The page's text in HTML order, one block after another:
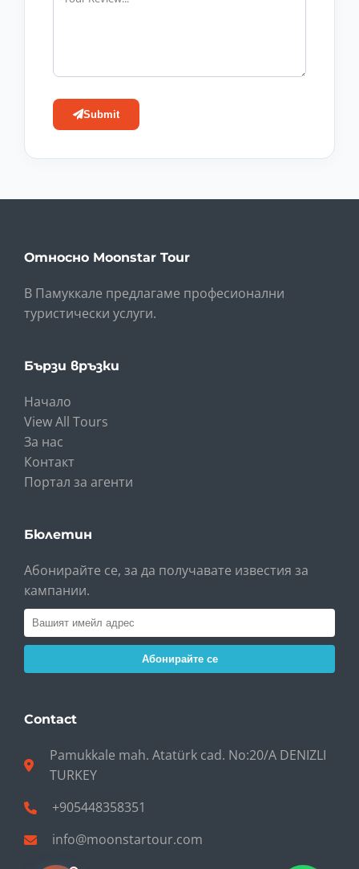
Submit
Относно Moonstar Tour
В Памуккале предлагаме професионални
туристически услуги.
Бързи връзки
Начало
View All Tours
За нас
Контакт
Портал за агенти
Бюлетин
Абонирайте се, за да получавате известия за
кампании.
Абонирайте се
Contact
Pamukkale mah. Atatürk cad. No:20/A DENIZLI
TURKEY
+905448358351
info@moonstartour.com